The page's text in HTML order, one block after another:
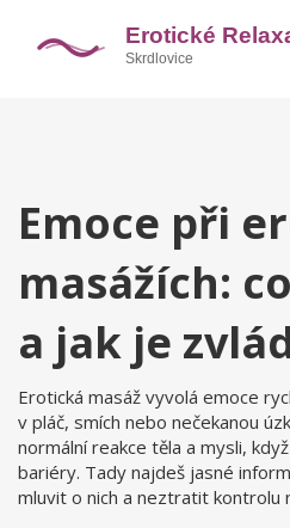
Emoce při
masážích:
a jak je
Erotická masáž vyvolá emoce
v pláč, smích nebo nečekanou
normální reakce těla a mysli,
bariéry. Tady najdeš jasné
mluvit o nich a neztratit kontrolu